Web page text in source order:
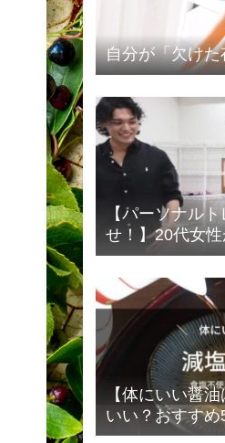
自分が「欠け
【パーソナル
せ！】20代女
功したビフォ
【体にいい醤
いい？おすす